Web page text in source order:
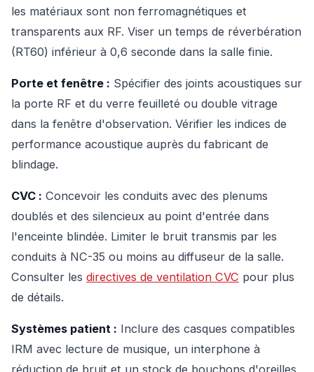
les matériaux sont non ferromagnétiques et
transparents aux RF. Viser un temps de réverbération
(RT60) inférieur à 0,6 seconde dans la salle finie.
Porte et fenêtre : Spécifier des joints acoustiques sur
la porte RF et du verre feuilleté ou double vitrage
dans la fenêtre d'observation. Vérifier les indices de
performance acoustique auprès du fabricant de
blindage.
CVC : Concevoir les conduits avec des plenums
doublés et des silencieux au point d'entrée dans
l'enceinte blindée. Limiter le bruit transmis par les
conduits à NC-35 ou moins au diffuseur de la salle.
Consulter les directives de ventilation CVC pour plus
de détails.
Systèmes patient : Inclure des casques compatibles
IRM avec lecture de musique, un interphone à